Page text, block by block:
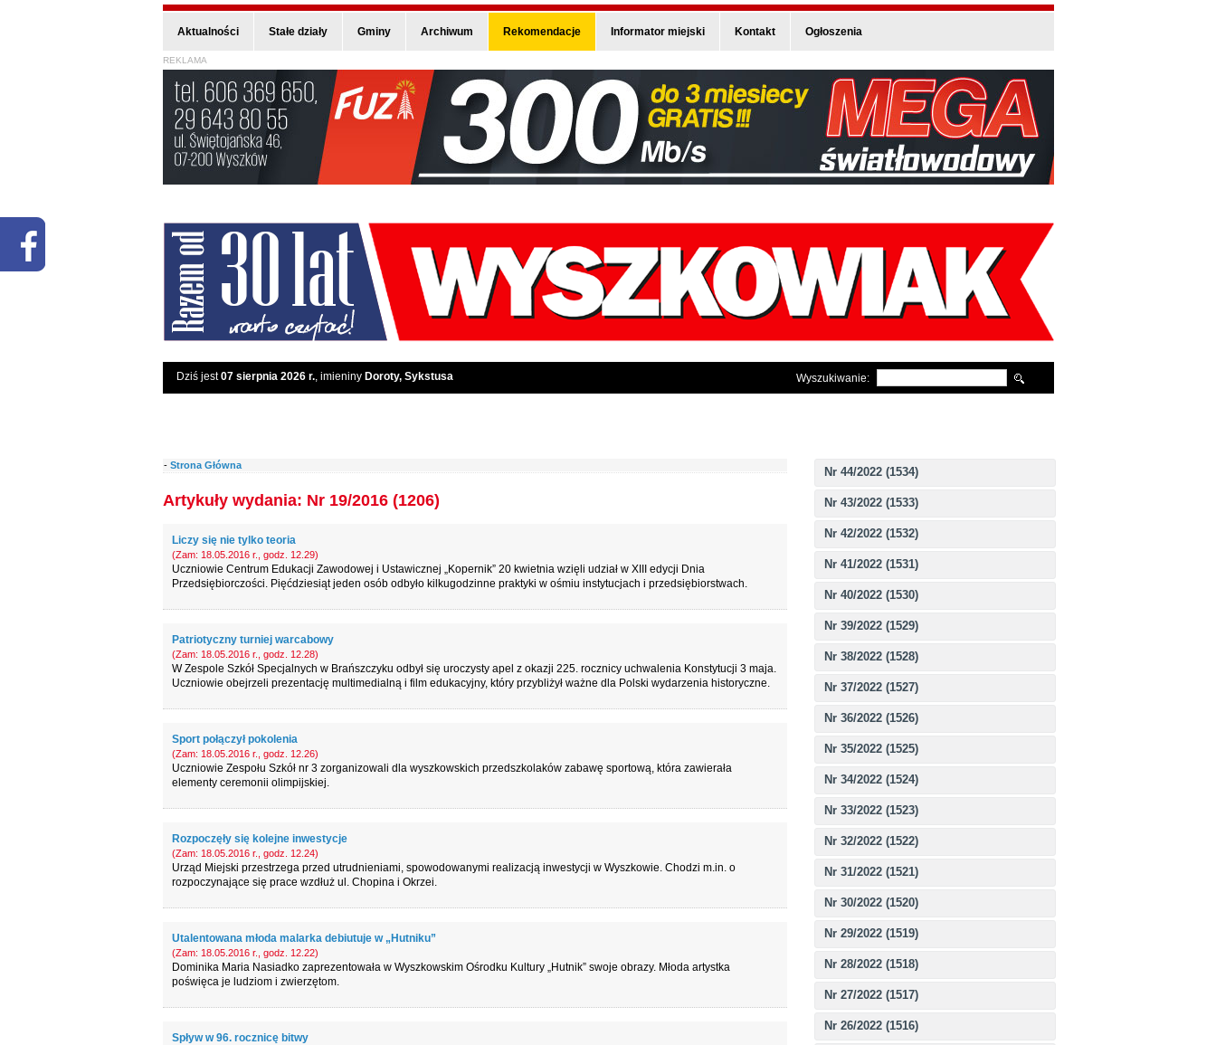
Aktualności Stałe działy Gminy Archiwum Rekomendacje Informator miejski Kontakt Ogłoszenia
REKLAMA
Dziś jest07 sierpnia 2026 r., imieniny Doroty, Sykstusa Wyszukiwanie:
Nr 44/2022 (1534)
Nr 43/2022 (1533)
Nr 42/2022 (1532)
Nr 41/2022 (1531)
Nr 40/2022 (1530)
Nr 39/2022 (1529)
Nr 38/2022 (1528)
Nr 37/2022 (1527)
Nr 36/2022 (1526)
Nr 35/2022 (1525)
Nr 34/2022 (1524)
Nr 33/2022 (1523)
Nr 32/2022 (1522)
Nr 31/2022 (1521)
Nr 30/2022 (1520)
Nr 29/2022 (1519)
Nr 28/2022 (1518)
Nr 27/2022 (1517)
Nr 26/2022 (1516)
- Strona Główna
Artykuły wydania: Nr 19/2016 (1206)
Liczy się nie tylko teoria
(Zam: 18.05.2016 r., godz. 12.29)
Uczniowie Centrum Edukacji Zawodowej i Ustawicznej „Kopernik” 20 kwietnia wzięli udział w XIII edycji Dnia
Przedsiębiorczości. Pięćdziesiąt jeden osób odbyło kilkugodzinne praktyki w ośmiu instytucjach i przedsiębiorstwach.
Patriotyczny turniej warcabowy
(Zam: 18.05.2016 r., godz. 12.28)
W Zespole Szkół Specjalnych w Brańszczyku odbył się uroczysty apel z okazji 225. rocznicy uchwalenia Konstytucji 3 maja.
Uczniowie obejrzeli prezentację multimedialną i film edukacyjny, który przybliżył ważne dla Polski wydarzenia historyczne.
Sport połączył pokolenia
(Zam: 18.05.2016 r., godz. 12.26)
Uczniowie Zespołu Szkół nr 3 zorganizowali dla wyszkowskich przedszkolaków zabawę sportową, która zawierała
elementy ceremonii olimpijskiej.
Rozpoczęły się kolejne inwestycje
(Zam: 18.05.2016 r., godz. 12.24)
Urząd Miejski przestrzega przed utrudnieniami, spowodowanymi realizacją inwestycji w Wyszkowie. Chodzi m.in. o
rozpoczynające się prace wzdłuż ul. Chopina i Okrzei.
Utalentowana młoda malarka debiutuje w „Hutniku”
(Zam: 18.05.2016 r., godz. 12.22)
Dominika Maria Nasiadko zaprezentowała w Wyszkowskim Ośrodku Kultury „Hutnik” swoje obrazy. Młoda artystka
poświęca je ludziom i zwierzętom.
Spływ w 96. rocznicę bitwy